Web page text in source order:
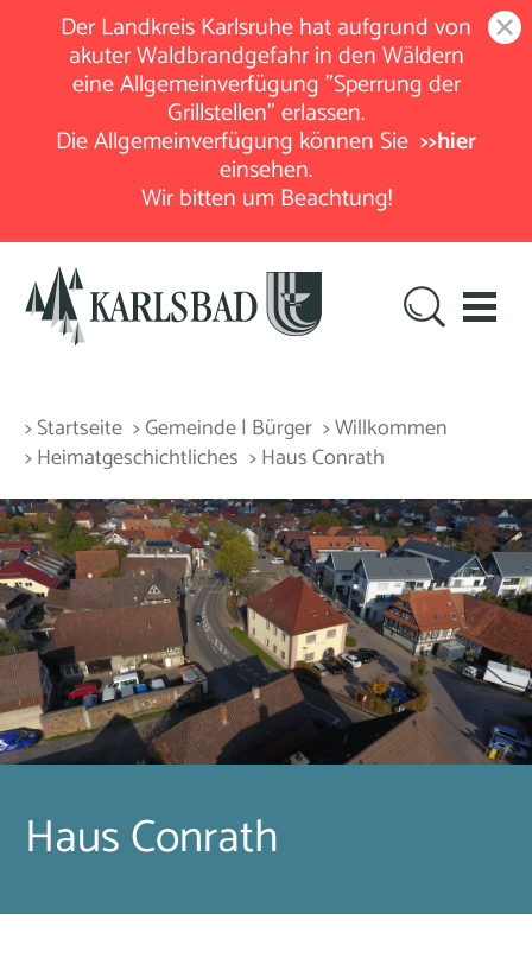
Der Landkreis Karlsruhe hat aufgrund von
akuter Waldbrandgefahr in den Wäldern
eine Allgemeinverfügung "Sperrung der
Grillstellen" erlassen.
Die Allgemeinverfügung können Sie >>hier
einsehen.
Wir bitten um Beachtung!
> Startseite > Gemeinde | Bürger > Willkommen
> Heimatgeschichtliches > Haus Conrath
Haus Conrath